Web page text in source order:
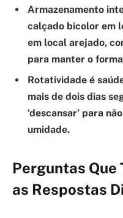
Armazenamento
calçado bicolor em
em local arejado,
para manter o
Rotatividade é
mais de dois dias
‘descansar’ para
umidade.
Perguntas Que
as Respostas